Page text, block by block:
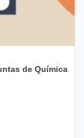
de Química